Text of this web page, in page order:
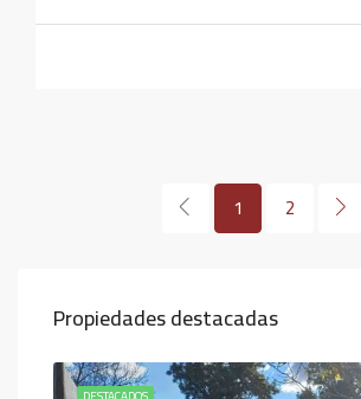
1 2
Propiedades destacadas